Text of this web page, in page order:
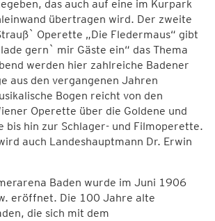
das auch auf eine im Kurpark
übertragen wird. Der zweite
Operette „Die Fledermaus“ gibt
gern` mir Gäste ein“ das Thema
werden hier zahlreiche Badener
aus den vergangenen Jahren
Bogen reicht von den
Operette über die Goldene und
bis hin zur Schlager- und Filmoperette.
auch Landeshauptmann Dr. Erwin
Baden wurde im Juni 1906
eröffnet. Die 100 Jahre alte
die sich mit dem